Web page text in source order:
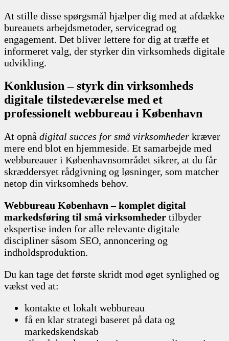
At stille disse spørgsmål hjælper dig med at afdække
bureauets arbejdsmetoder, servicegrad og
engagement. Det bliver lettere for dig at træffe et
informeret valg, der styrker din virksomheds digitale
udvikling.
Konklusion – styrk din virksomheds
digitale tilstedeværelse med et
professionelt webbureau i København
At opnå digital succes for små virksomheder kræver
mere end blot en hjemmeside. Et samarbejde med
webbureauer i Københavnsområdet sikrer, at du får
skræddersyet rådgivning og løsninger, som matcher
netop din virksomheds behov.
Webbureau København – komplet digital
markedsføring til små virksomheder tilbyder
ekspertise inden for alle relevante digitale
discipliner såsom SEO, annoncering og
indholdsproduktion.
Du kan tage det første skridt mod øget synlighed og
vækst ved at:
kontakte et lokalt webbureau
få en klar strategi baseret på data og
markedskendskab